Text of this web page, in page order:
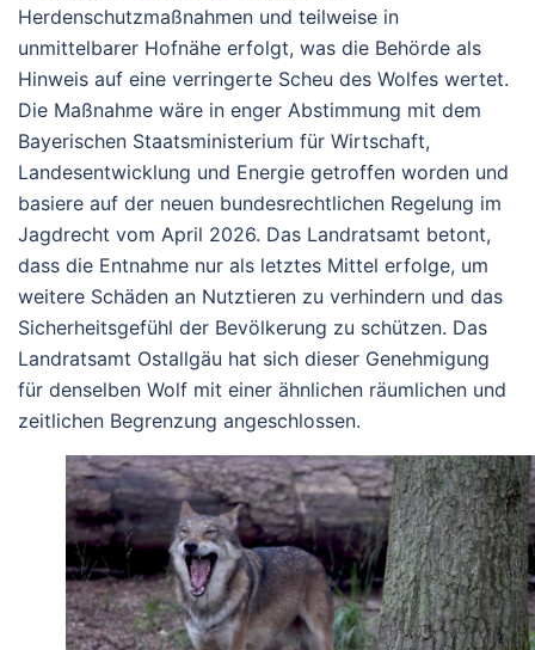
Herdenschutzmaßnahmen und teilweise in
unmittelbarer Hofnähe erfolgt, was die Behörde als
Hinweis auf eine verringerte Scheu des Wolfes wertet.
Die Maßnahme wäre in enger Abstimmung mit dem
Bayerischen Staatsministerium für Wirtschaft,
Landesentwicklung und Energie getroffen worden und
basiere auf der neuen bundesrechtlichen Regelung im
Jagdrecht vom April 2026. Das Landratsamt betont,
dass die Entnahme nur als letztes Mittel erfolge, um
weitere Schäden an Nutztieren zu verhindern und das
Sicherheitsgefühl der Bevölkerung zu schützen. Das
Landratsamt Ostallgäu hat sich dieser Genehmigung
für denselben Wolf mit einer ähnlichen räumlichen und
zeitlichen Begrenzung angeschlossen.